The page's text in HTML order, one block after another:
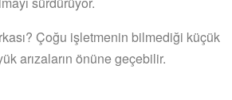
Çoğu işletmenin bilmediği küçük
arızaların önüne geçebilir.